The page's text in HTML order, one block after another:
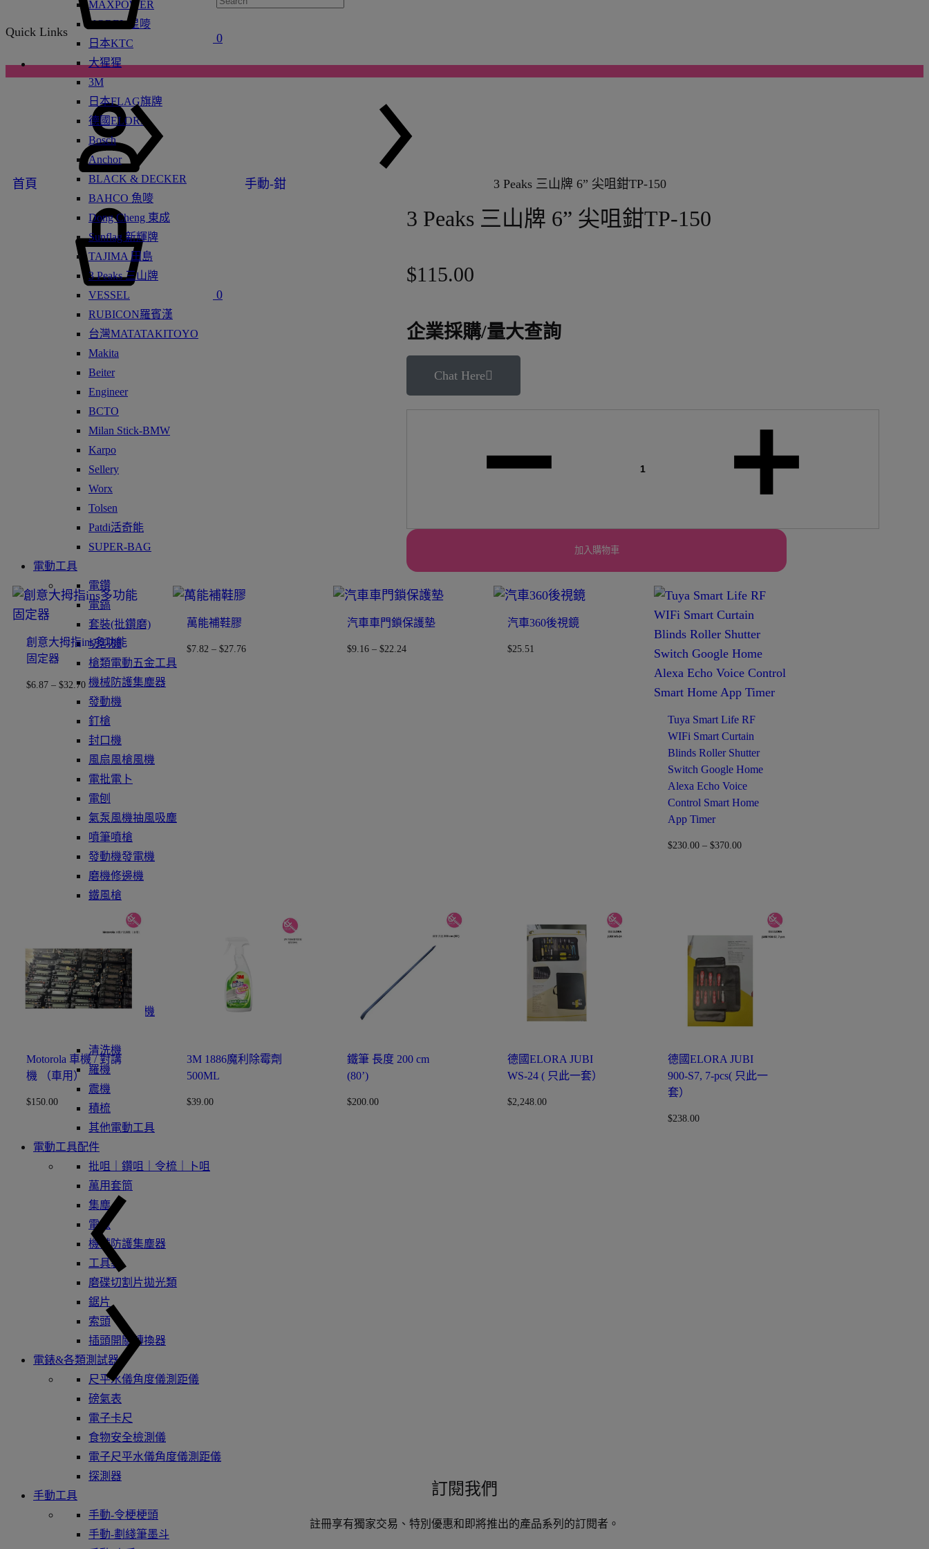
Quick Links
0
MAXPOWER
KOREL 星嘜
日本KTC
大猩猩
3M
日本FLAG旗牌
德國ELORA
Bosch
Anchor
BLACK & DECKER
BAHCO 魚嘜
Dong Cheng 東成
Sunflag 新輝牌
TAJIMA 田島
3 Peaks 三山牌
VESSEL
RUBICON羅賓漢
台灣MATATAKITOYO
Makita
Beiter
Engineer
BCTO
Milan Stick-BMW
Karpo
Sellery
Worx
Tolsen
Patdi活奇能
SUPER-BAG
電動工具
電鑽
電鎬
套裝(批鑽磨)
切割機
槍類電動五金工具
機械防護集塵器
發動機
釘槍
封口機
風扇風槍風機
電批電卜
電刨
氣泵風機抽風吸塵
噴筆噴槍
發動機發電機
磨機修邊機
鐵風槍
充電風扇褸
砂紙機
電動板手
電鋸
電錘
拋光機打蠟機
清洗機
羅機
震機
積梳
其他電動工具
電動工具配件
批咀｜鑽咀｜令梳｜卜咀
萬用套筒
集塵
電線
機械防護集塵器
工具袋
磨碟切割片拋光類
鋸片
索頭
插頭開關轉換器
電錶&各類測試器
尺平水儀角度儀測距儀
磅氣表
電子卡尺
食物安全檢測儀
電子尺平水儀角度儀測距儀
探測器
手動工具
手動-令梗梗頭
手動-劃綫筆墨斗
0
首頁 手動-鉗 3 Peaks 三山牌 6” 尖咀鉗TP-150
3 Peaks 三山牌 6” 尖咀鉗TP-150
$115.00
企業採購/量大查詢
Chat Here
加入購物車
創意大拇指ins多功能
固定器
$6.87 – $32.70
萬能補鞋膠
$7.82 – $27.76
汽車車門鎖保護墊
$9.16 – $22.24
汽車360後視鏡
$25.51
Tuya Smart Life RF
WIFi Smart Curtain
Blinds Roller Shutter
Switch Google Home
Alexa Echo Voice
Control Smart Home
App Timer
$230.00 – $370.00
Motorola 車機 / 對講
機 （車用）
$150.00
3M 1886魔利除霉劑
500ML
$39.00
鐵筆 長度 200 cm
(80’)
$200.00
德國ELORA JUBI
WS-24 ( 只此一套）
$2,248.00
德國ELORA JUBI
900-S7, 7-pcs( 只此一
套）
$238.00
訂閱我們
註冊享有獨家交易、特別優惠和即將推出的產品系列的訂閱者。